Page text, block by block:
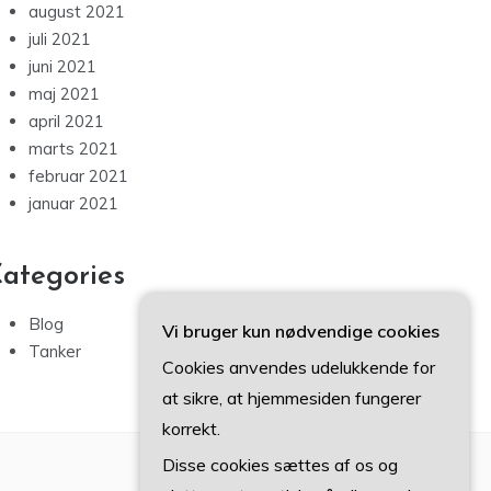
august 2021
juli 2021
juni 2021
maj 2021
april 2021
marts 2021
februar 2021
januar 2021
Blog
Tanker
Vi bruger kun nødvendige cookies
Cookies anvendes udelukkende for
at sikre, at hjemmesiden fungerer
korrekt.
Disse cookies sættes af os og